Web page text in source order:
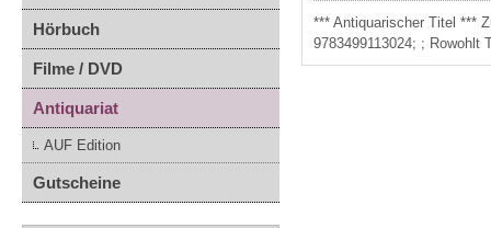
Hörbuch
Filme / DVD
Antiquariat
AUF Edition
Gutscheine
*** Antiquarischer Titel ***
9783499113024; ; Rowohlt